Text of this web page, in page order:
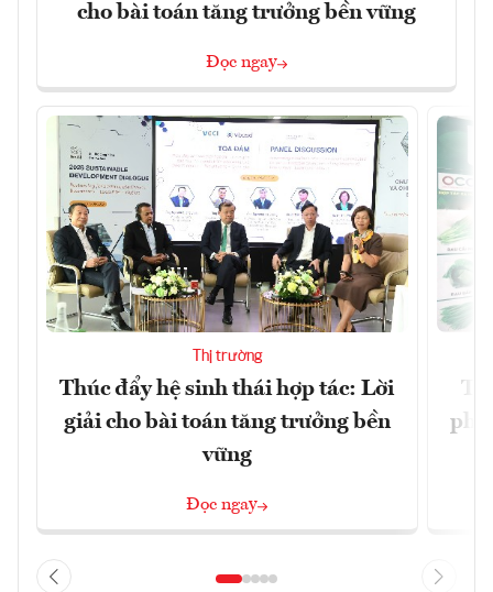
cho bài toán tăng trưởng bền vững
Đọc ngay
Thị trường
Thúc đẩy hệ sinh thái hợp tác: Lời
giải cho bài toán tăng trưởng bền
vững
Đọc ngay